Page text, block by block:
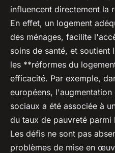
influencent directement la
En effet, un logement
des ménages, facilite
soins de santé, et soutient
les **réformes du
efficacité. Par exemple,
européens,
sociaux a été associée à
du taux de pauvreté parmi
Les défis ne sont pas
problèmes de mise en